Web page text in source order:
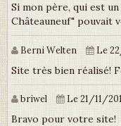
Si mon père, qui est
Châteauneuf" pouvait
Berni Welten Le
Site très bien réalisé!
briwel Le 21/11/
Bravo pour votre site!